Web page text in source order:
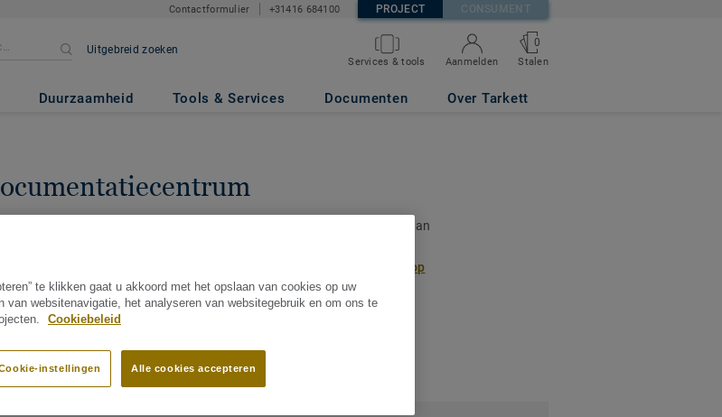
Contactformulier +31416 684100 PROJECT CONSUMENT
Uitgebreid zoeken
Services & tools Aanmelden
0
Stalen
Duurzaamheid Tools & Services Documenten Over Tarkett
aan een bepaalde collectie? Hieronder vindt u een overzicht van
documenten opslaan op uw Tarkett profiel: Meld u aan. Indien u een
gerust contact met ons op.
Neem contact met ons op
sla documenten op in uw profiel.
te klikken gaat u akkoord met het opslaan van cookies op uw
van websitenavigatie, het analyseren van websitegebruik en om ons te
Cookiebeleid
Alle cookies accepteren
instellingen